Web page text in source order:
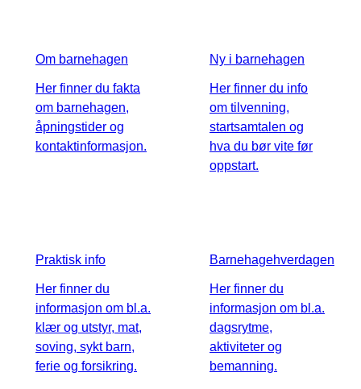
Om barnehagen
Her finner du fakta
om barnehagen,
åpningstider og
kontaktinformasjon.
Ny i barnehagen
Her finner du info
om tilvenning,
startsamtalen og
hva du bør vite før
oppstart.
Praktisk info
Her finner du
informasjon om bl.a.
klær og utstyr, mat,
soving, sykt barn,
ferie og forsikring.
Barnehagehverdagen
Her finner du
informasjon om bl.a.
dagsrytme,
aktiviteter og
bemanning.